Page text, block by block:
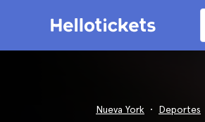
Nueva York Deportes